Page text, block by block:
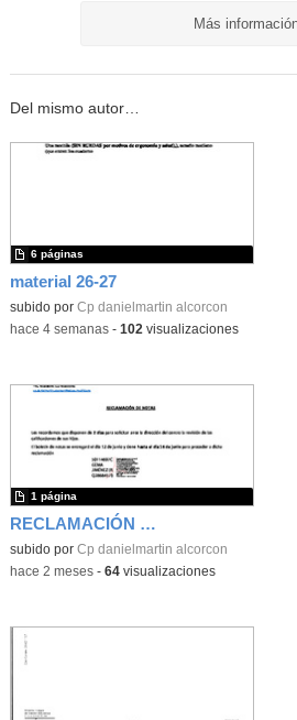
Más
Del mismo autor…
material 26-27
subido por Cp danielmartin alcorcon
6 páginas
-hace 4 semanas- 102 visualizaciones
RECLAMACIÓN NOTAS
subido por Cp danielmartin alcorcon
1 página
-hace 2 meses- 64visualizaciones